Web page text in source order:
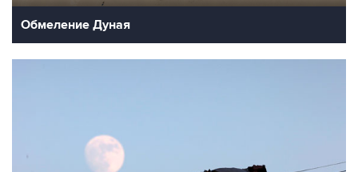
Обмеление Дуная